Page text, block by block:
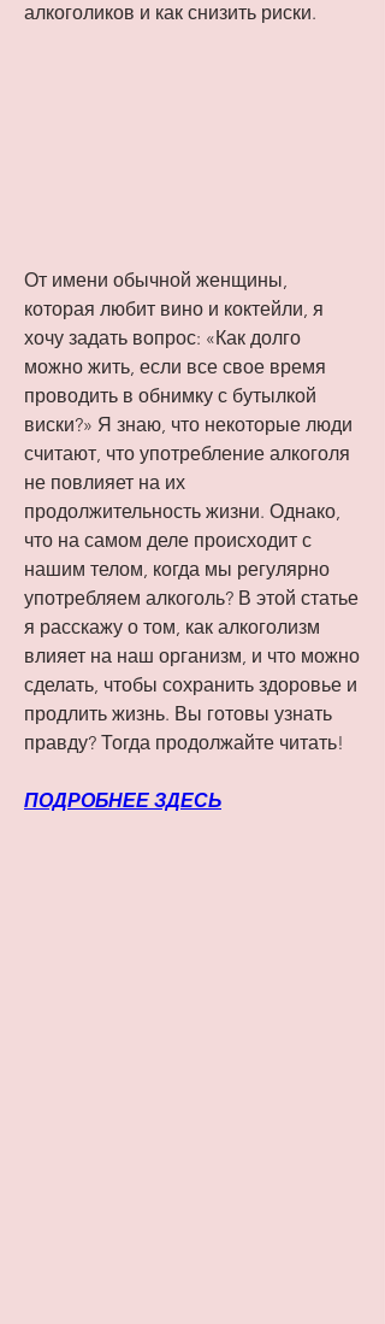
алкоголиков и как снизить риски.
От имени обычной женщины,
которая любит вино и коктейли, я
хочу задать вопрос: «Как долго
можно жить, если все свое время
проводить в обнимку с бутылкой
виски?» Я знаю, что некоторые люди
считают, что употребление алкоголя
не повлияет на их
продолжительность жизни. Однако,
что на самом деле происходит с
нашим телом, когда мы регулярно
употребляем алкоголь? В этой статье
я расскажу о том, как алкоголизм
влияет на наш организм, и что можно
сделать, чтобы сохранить здоровье и
продлить жизнь. Вы готовы узнать
правду? Тогда продолжайте читать!
ПОДРОБНЕЕ ЗДЕСЬ